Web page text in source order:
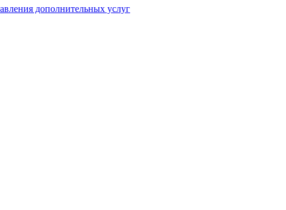
дополнительных услуг